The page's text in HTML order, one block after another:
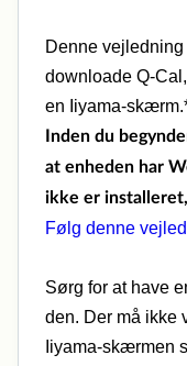
Denne
downloade Q-
en Iiyama-
Inden du
at enheden har
ikke er
Følg denne
Sørg for at have
den. Der må ikke
Iiyama-skærmen